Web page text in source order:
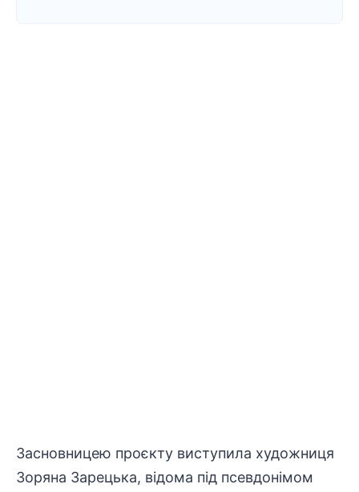
Засновницею проєкту виступила художниця
Зоряна Зарецька, відома під псевдонімом